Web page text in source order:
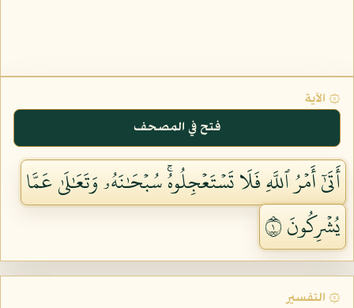
۞ الآية
فتح في المصحف
أَتَىٰٓ أَمۡرُ ٱللَّهِ فَلَا تَسۡتَعۡجِلُوهُۚ سُبۡحَٰنَهُۥ وَتَعَٰلَىٰ عَمَّا
يُشۡرِكُونَ ١
۞ التفسير